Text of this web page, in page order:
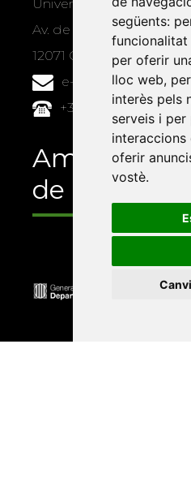
següents:
per oferir
lloc web,
interès pels
serveis i
interaccions
oferir
vostè.
Universitat Jaume I,
Av. de Vicent Sos
12071 Castelló de la
e-buc@vives.org
+34 964 72 89 93
Amb el
de